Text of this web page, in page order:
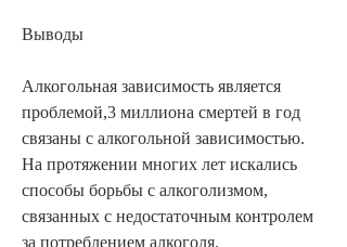
Выводы
Алкогольная зависимость является
проблемой,3 миллиона смертей в год
связаны с алкогольной зависимостью.
На протяжении многих лет искались
способы борьбы с алкоголизмом,
связанных с недостаточным контролем
за потреблением алкоголя.